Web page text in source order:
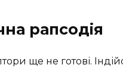
рапсодія
ще не готові.